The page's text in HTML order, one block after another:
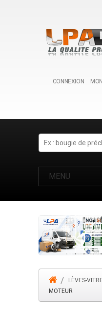
CONNEXION
Search
MENU
LÈVES-
MOTEUR